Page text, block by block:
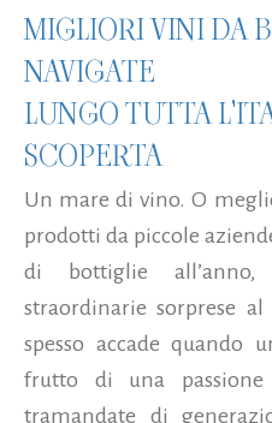
MIGLIORI VINI DA
NAVIGATE
LUNGO TUTTA
SCOPERTA
Un mare di vino. O
prodotti da piccole
di bottiglie all’anno,
straordinarie sorprese
spesso accade quando
frutto di una
tramandate di